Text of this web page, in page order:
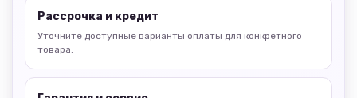
Рассрочка и кредит
Уточните доступные варианты оплаты для конкретного
товара.